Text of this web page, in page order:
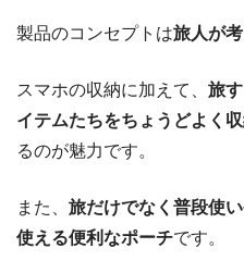
製品のコンセプトは旅人が
スマホの収納に加えて、 旅
イテムたちをちょうどよく
るのが魅力です。
また、 旅だけでなく普段使
使える便利なポーチです。